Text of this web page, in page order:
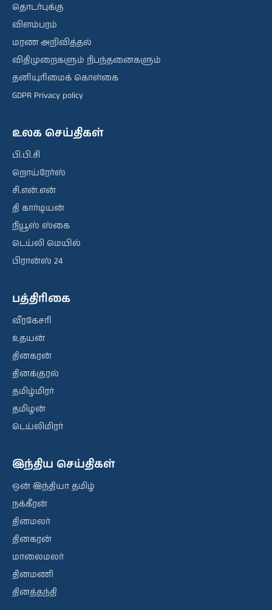
தொடர்புக்கு
விளம்பரம்
மரண அறிவித்தல்
விதிமுறைகளும் நிபந்தனைகளும்
தனியுரிமைக் கொள்கை
GDPR Privacy policy
உலக செய்திகள்
பி.பி.சி
றொய்ரேர்ஸ்
சி.என்.என்
தி கார்டியன்
நியூஸ் ஸ்கை
டெய்லி மெயில்
பிரான்ஸ் 24
பத்திரிகை
வீரகேசரி
உதயன்
தினகரன்
தினக்குரல்
தமிழ்மிரர்
தமிழன்
டெய்லிமிரர்
இந்திய செய்திகள்
ஒன் இந்தியா தமிழ்
நக்கீரன்
தினமலர்
தினகரன்
மாலைமலர்
தினமணி
தினத்தந்தி